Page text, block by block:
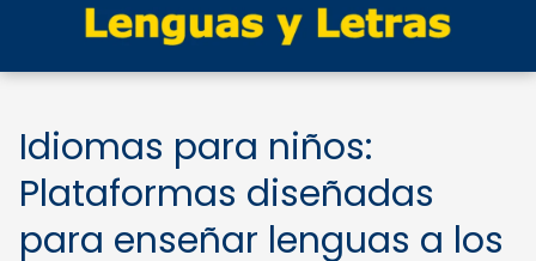
Idiomas para niños:
Plataformas diseñadas
para enseñar lenguas a los